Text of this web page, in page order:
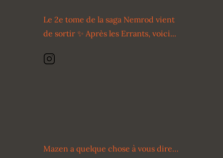
Le 2e tome de la saga Nemrod vient
de sortir ✨ Après les Errants, voici...
Mazen a quelque chose à vous dire…